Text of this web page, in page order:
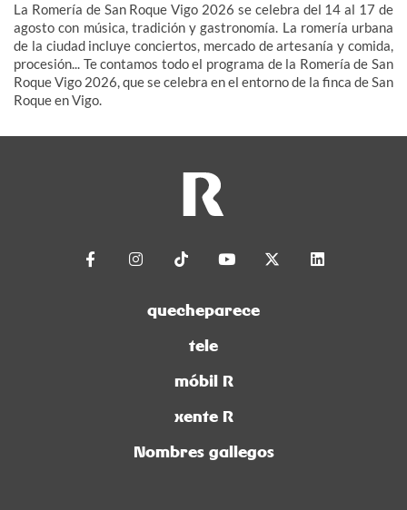
La Romería de San Roque Vigo 2026 se celebra del 14 al 17 de
agosto con música, tradición y gastronomía. La romería urbana
de la ciudad incluye conciertos, mercado de artesanía y comida,
procesión... Te contamos todo el programa de la Romería de San
Roque Vigo 2026, que se celebra en el entorno de la finca de San
Roque en Vigo.
quecheparece
tele
móbil R
xente R
Nombres gallegos